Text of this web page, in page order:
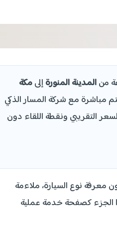
منالمدينة المنورةإلىمكة
مباشرة مع شركة المسار الذكي
التقريبي ونقطة اللقاء دون
معرفة نوع السيارة، ملاءمة
الجزء كصفحة خدمة عملية